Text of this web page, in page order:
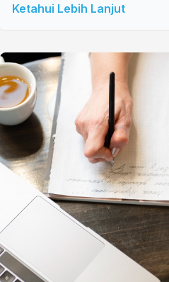
Ketahui Lebih Lanjut